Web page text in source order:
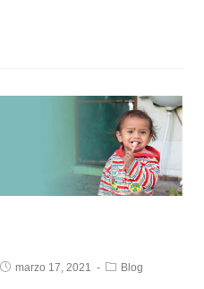
marzo 17, 2021 Blog